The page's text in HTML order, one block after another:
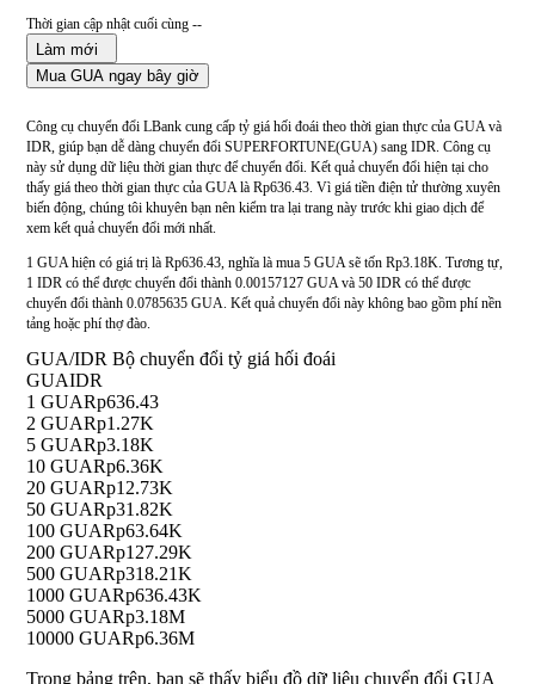
Thời gian cập nhật cuối cùng --
Làm mới
Mua GUA ngay bây giờ
Công cụ chuyển đổi LBank cung cấp tỷ giá hối đoái theo thời gian thực của GUA và
IDR, giúp bạn dễ dàng chuyển đổi SUPERFORTUNE(GUA) sang IDR. Công cụ
này sử dụng dữ liệu thời gian thực để chuyển đổi. Kết quả chuyển đổi hiện tại cho
thấy giá theo thời gian thực của GUA là Rp636.43. Vì giá tiền điện tử thường xuyên
biến động, chúng tôi khuyên bạn nên kiểm tra lại trang này trước khi giao dịch để
xem kết quả chuyển đổi mới nhất.
1 GUA hiện có giá trị là Rp636.43, nghĩa là mua 5 GUA sẽ tốn Rp3.18K. Tương tự,
1 IDR có thể được chuyển đổi thành 0.00157127 GUA và 50 IDR có thể được
chuyển đổi thành 0.0785635 GUA. Kết quả chuyển đổi này không bao gồm phí nền
tảng hoặc phí thợ đào.
GUA/IDR Bộ chuyển đổi tỷ giá hối đoái
GUAIDR
1 GUARp636.43
2 GUARp1.27K
5 GUARp3.18K
10 GUARp6.36K
20 GUARp12.73K
50 GUARp31.82K
100 GUARp63.64K
200 GUARp127.29K
500 GUARp318.21K
1000 GUARp636.43K
5000 GUARp3.18M
10000 GUARp6.36M
Trong bảng trên, bạn sẽ thấy biểu đồ dữ liệu chuyển đổi GUA